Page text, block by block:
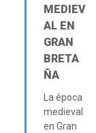
MEDIEV
AL EN
GRAN
BRETA
ÑA
La época
medieval
en Gran